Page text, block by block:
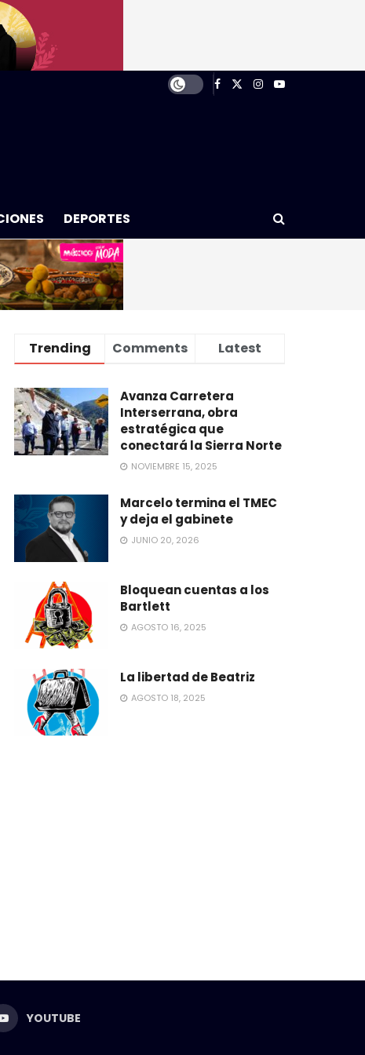
DEPORTES
Trending Comments Latest
Avanza Carretera
Interserrana, obra
estratégica que
conectará la Sierra Norte
NOVIEMBRE 15, 2025
Marcelo termina el TMEC
y deja el gabinete
JUNIO 20, 2026
Bloquean cuentas a los
Bartlett
AGOSTO 16, 2025
La libertad de Beatriz
AGOSTO 18, 2025
YOUTUBE